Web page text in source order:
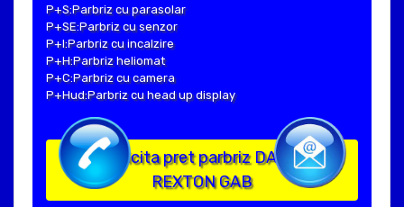
P+S:Parbriz cu parasolar
P+SE:Parbriz cu senzor
P+I:Parbriz cu incalzire
P+H:Parbriz heliomat
P+C:Parbriz cu camera
P+Hud:Parbriz cu head up display
Solicita pret parbriz DAEWOO
REXTON GAB